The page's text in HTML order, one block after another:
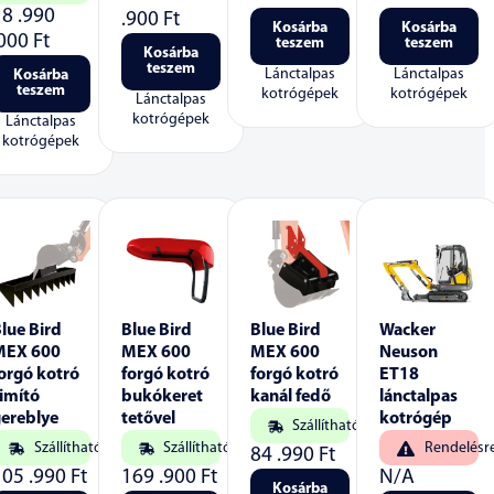
.990
Ft
Kosárba
teszem
Lánctalpas
kotrógépek
.900 Ft
Kosárba
teszem
Lánctalpas
kotrógépek
Kosárba
teszem
Lánctalpas
kotrógépek
Kosárba
teszem
Lánctalpas
kotrógépek
Bird
600
kotró
Szállítható
.990 Ft
Blue Bird
MEX 600
forgó kotró
bukókeret
tetővel
Szállítható
169 .900 Ft
Blue Bird
MEX 600
forgó kotró
kanál fedő
Szállítható
84 .990 Ft
Kosárba
Wacker
Neuson
ET18
lánctalpas
kotrógép
N/A